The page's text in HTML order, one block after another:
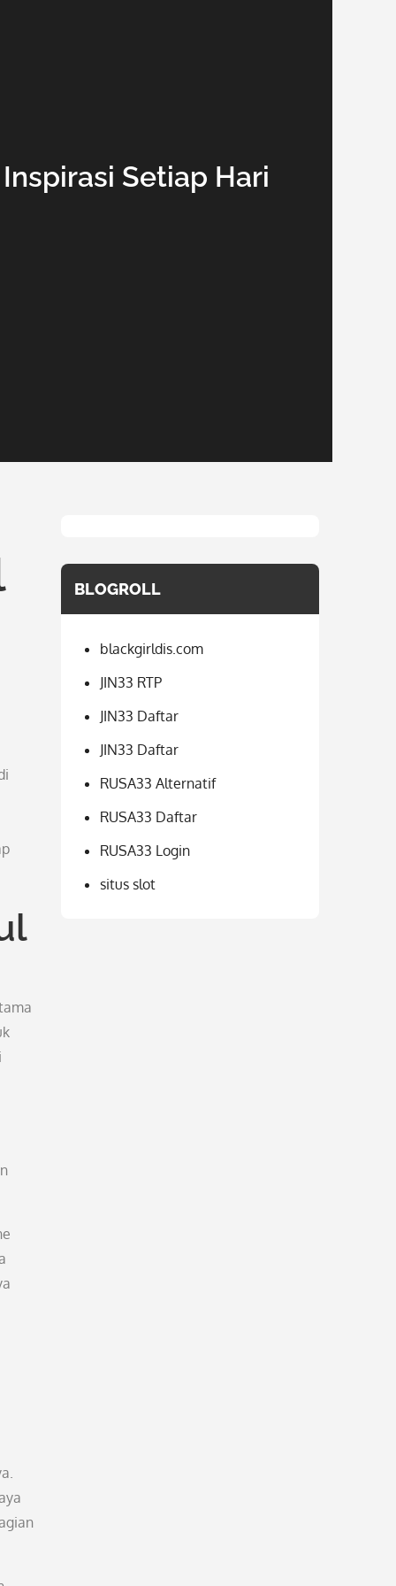
Setiap Hari
BLOGROLL
blackgirldis.com
JIN33 RTP
JIN33 Daftar
JIN33 Daftar
RUSA33 Alternatif
RUSA33 Daftar
RUSA33 Login
situs slot